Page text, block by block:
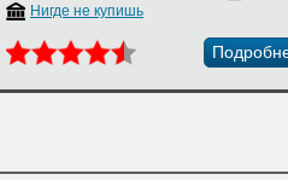
Нигде не купишь